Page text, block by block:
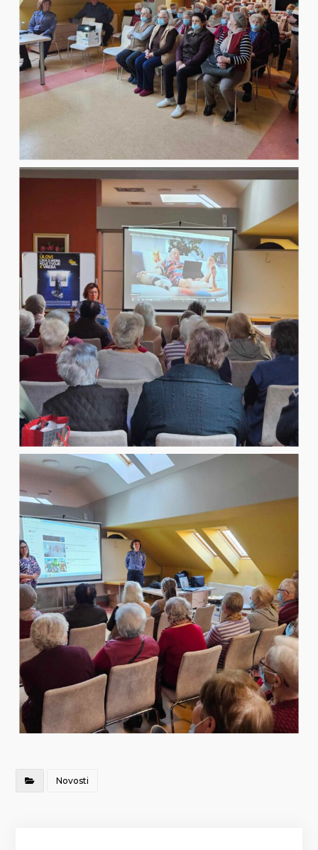
Novosti